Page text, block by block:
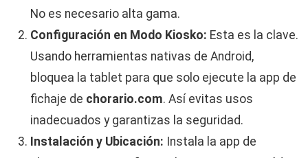
No es necesario alta gama.
Configuración en Modo Kiosko: Esta es la clave.
Usando herramientas nativas de Android,
bloquea la tablet para que solo ejecute la app de
fichaje de chorario.com. Así evitas usos
inadecuados y garantizas la seguridad.
Instalación y Ubicación: Instala la app de